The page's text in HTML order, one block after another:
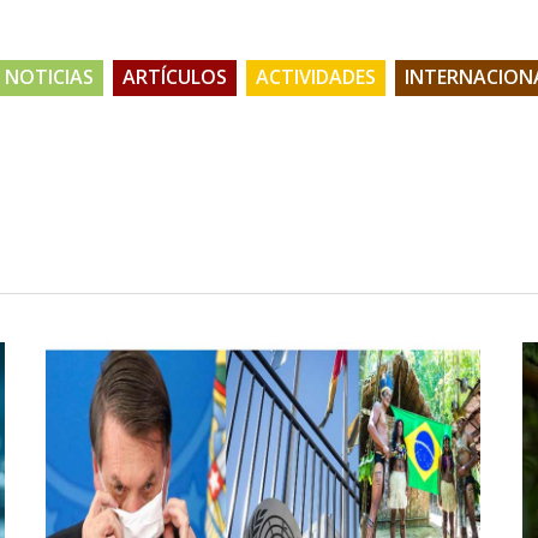
NOTICIAS ARTÍCULOS ACTIVIDADES